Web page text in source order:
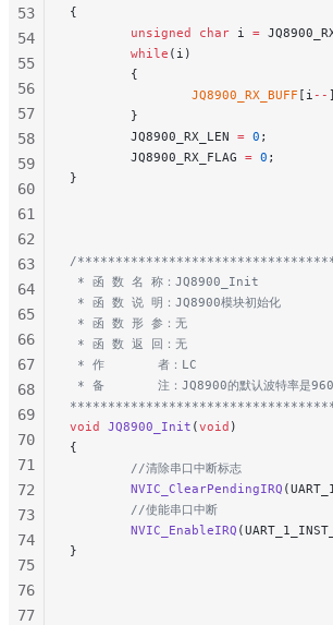
{
        unsigned
char i =
        while
(i)
        {
                JQ8900_RX_BUFF
[i --
        }
        JQ8900_RX_LEN
= 0 ;
        JQ8900_RX_FLAG
= 0 ;
}
/
* 函 数 名 称：JQ8900_Init
* 函 数 说 明：JQ8900模块初始化
* 函 数 形 参：无
* 函 数 返 回：无
* 作       者：LC
* 备       注：JQ8900的默认波特率是
void
JQ8900_Init (void )
{
        //清除串口中断标志
        NVIC_ClearPendingIRQ
        //使能串口中断
        NVIC_EnableIRQ
}
53
54
55
56
57
58
59
60
61
62
63
64
65
66
67
68
69
70
71
72
73
74
75
76
77